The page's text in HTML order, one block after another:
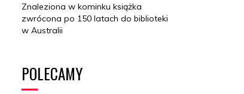
Znaleziona w kominku książka
zwrócona po 150 latach do biblioteki
w Australii
POLECAMY